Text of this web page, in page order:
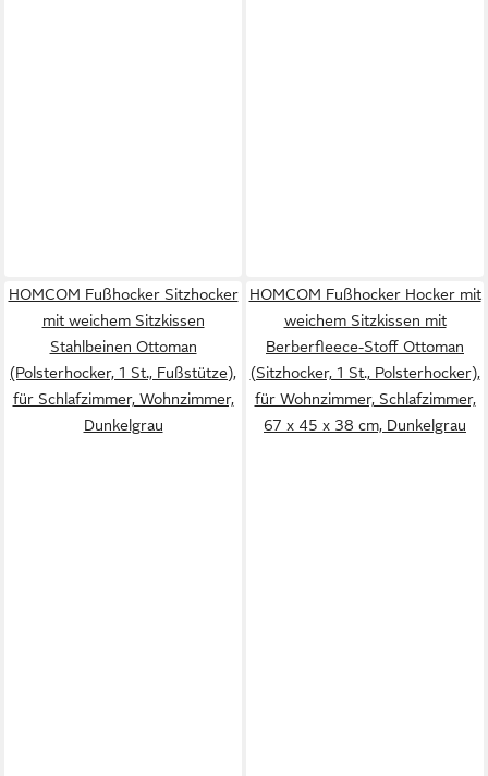
HOMCOM Fußhocker Sitzhocker
mit weichem Sitzkissen
Stahlbeinen Ottoman
(Polsterhocker, 1 St., Fußstütze),
für Schlafzimmer, Wohnzimmer,
Dunkelgrau
HOMCOM Fußhocker Hocker mit
weichem Sitzkissen mit
Berberfleece-Stoff Ottoman
(Sitzhocker, 1 St., Polsterhocker),
für Wohnzimmer, Schlafzimmer,
67 x 45 x 38 cm, Dunkelgrau